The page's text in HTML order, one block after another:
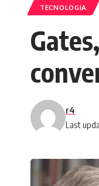
TECNOLOGIA
Last
r4